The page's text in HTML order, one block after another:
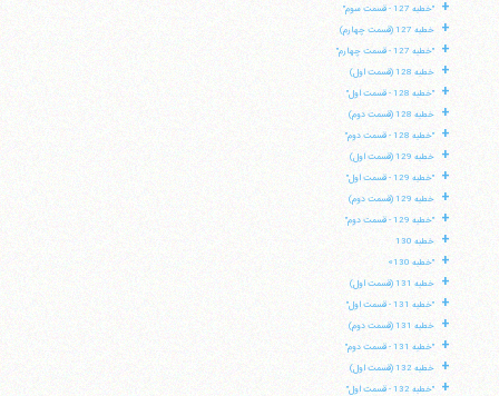
+ "خطبه 127 - قسمت سوم"
+ خطبه 127 (قسمت چهارم)
+ "خطبه 127 - قسمت چهارم"
+ خطبه 128 (قسمت اول)
+ "خطبه 128 - قسمت اول"
+ خطبه 128 (قسمت دوم)
+ "خطبه 128 - قسمت دوم"
+ خطبه 129 (قسمت اول)
+ "خطبه 129 - قسمت اول"
+ خطبه 129 (قسمت دوم)
+ "خطبه 129 - قسمت دوم"
+ خطبه 130
+ "خطبه 130»
+ خطبه 131 (قسمت اول)
+ "خطبه 131 - قسمت اول"
+ خطبه 131 (قسمت دوم)
+ "خطبه 131 - قسمت دوم"
+ خطبه 132 (قسمت اول)
+ "خطبه 132 - قسمت اول"